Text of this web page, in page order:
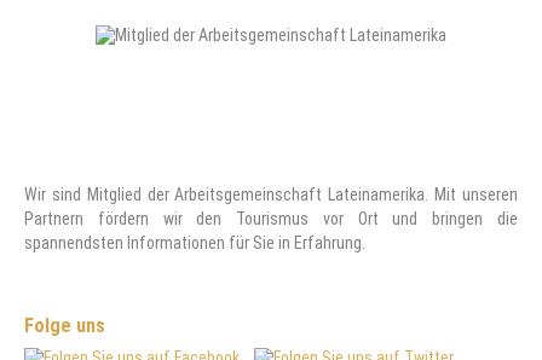
Wir sind Mitglied der Arbeitsgemeinschaft Lateinamerika. Mit unseren
Partnern fördern wir den Tourismus vor Ort und bringen die
spannendsten Informationen für Sie in Erfahrung.
Folge uns